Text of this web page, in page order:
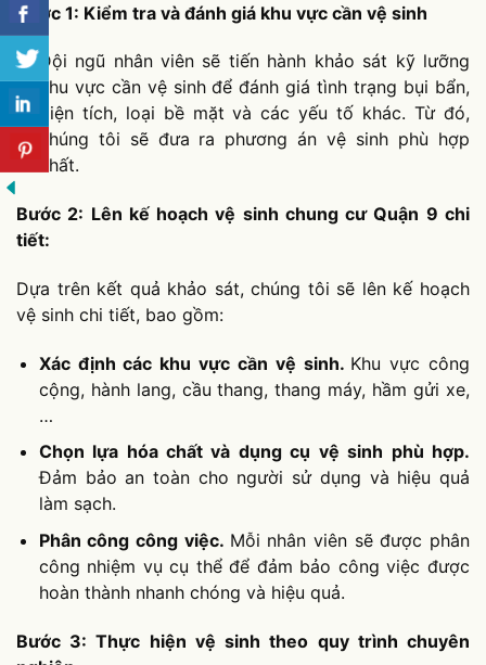
Bước 1: Kiểm tra và đánh giá khu vực cần vệ sinh
Đội ngũ nhân viên sẽ tiến hành khảo sát kỹ lưỡng
khu vực cần vệ sinh để đánh giá tình trạng bụi bẩn,
diện tích, loại bề mặt và các yếu tố khác. Từ đó,
chúng tôi sẽ đưa ra phương án vệ sinh phù hợp
nhất.
Bước 2: Lên kế hoạch vệ sinh chung cư Quận 9 chi
tiết:
Dựa trên kết quả khảo sát, chúng tôi sẽ lên kế hoạch
vệ sinh chi tiết, bao gồm:
Xác định các khu vực cần vệ sinh. Khu vực công
cộng, hành lang, cầu thang, thang máy, hầm gửi xe,
…
Chọn lựa hóa chất và dụng cụ vệ sinh phù hợp.
Đảm bảo an toàn cho người sử dụng và hiệu quả
làm sạch.
Phân công công việc. Mỗi nhân viên sẽ được phân
công nhiệm vụ cụ thể để đảm bảo công việc được
hoàn thành nhanh chóng và hiệu quả.
Bước 3: Thực hiện vệ sinh theo quy trình chuyên